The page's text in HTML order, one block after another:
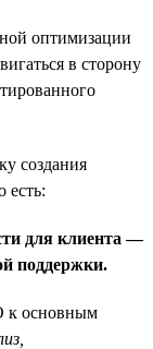
оптимизации
в сторону
создания
есть:
для клиента —
поддержки.
к основным